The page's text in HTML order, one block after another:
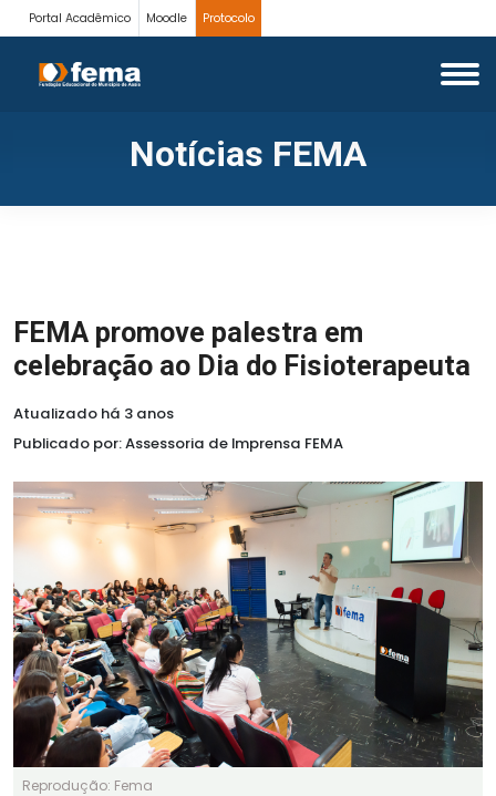
Portal Acadêmico Moodle Protocolo
Notícias FEMA
FEMA promove palestra em
celebração ao Dia do Fisioterapeuta
Atualizado há 3 anos
Publicado por: Assessoria de Imprensa FEMA
Reprodução: Fema